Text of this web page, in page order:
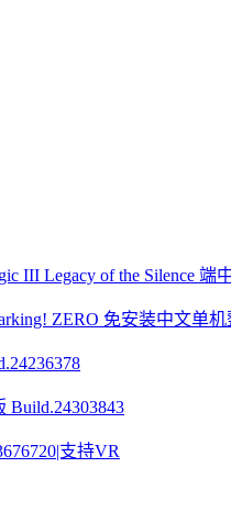
III Legacy of the Silence 端
ZERO 免安装中文单机
支持VR